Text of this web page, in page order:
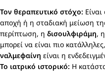
Τον θεραπευτικό στόχο:
αποχή ή η σταδιακή μείωση
περίπτωση, η δισουλφιράμη, η
μπορεί να είναι πιο
ναλμεφαίνη είναι η
Το ιατρικό ιστορικό: Η